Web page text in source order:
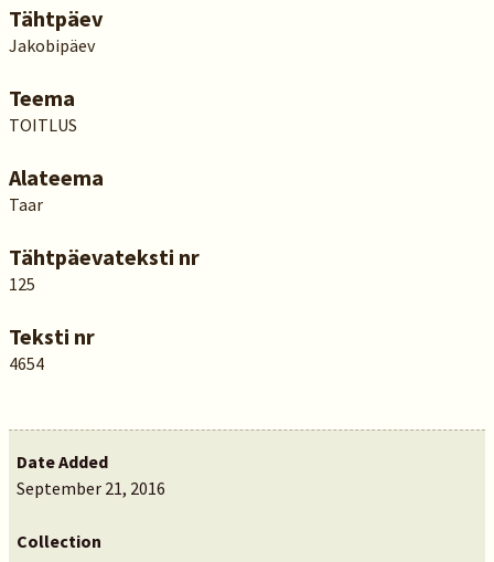
Tähtpäev
Jakobipäev
Teema
TOITLUS
Alateema
Taar
Tähtpäevateksti nr
125
Teksti nr
4654
Date Added
September 21, 2016
Collection